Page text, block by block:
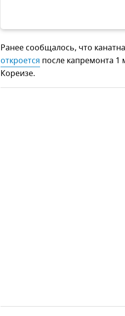
Ранее сообщалось, что
откроется после капремонта 1
Кореизе.